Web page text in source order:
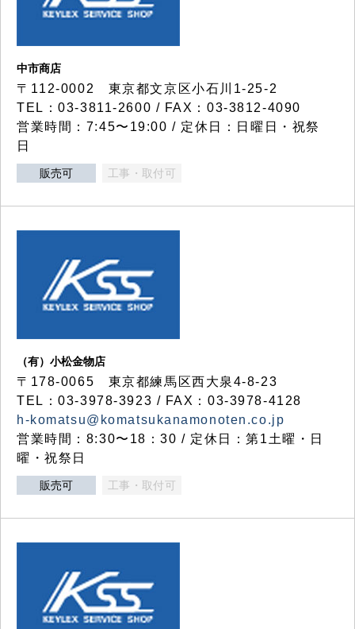
中市商店
〒112-0002 東京都文京区小石川1-25-2
TEL：03-3811-2600 / FAX：03-3812-4090
営業時間：7:45〜19:00 / 定休日：日曜日・祝祭
日
販売可 工事・取付可
（有）小松金物店
〒178-0065 東京都練馬区西大泉4-8-23
TEL：03-3978-3923 / FAX：03-3978-4128
h-komatsu@komatsukanamonoten.co.jp
営業時間：8:30〜18：30 / 定休日：第1土曜・日
曜・祝祭日
販売可 工事・取付可